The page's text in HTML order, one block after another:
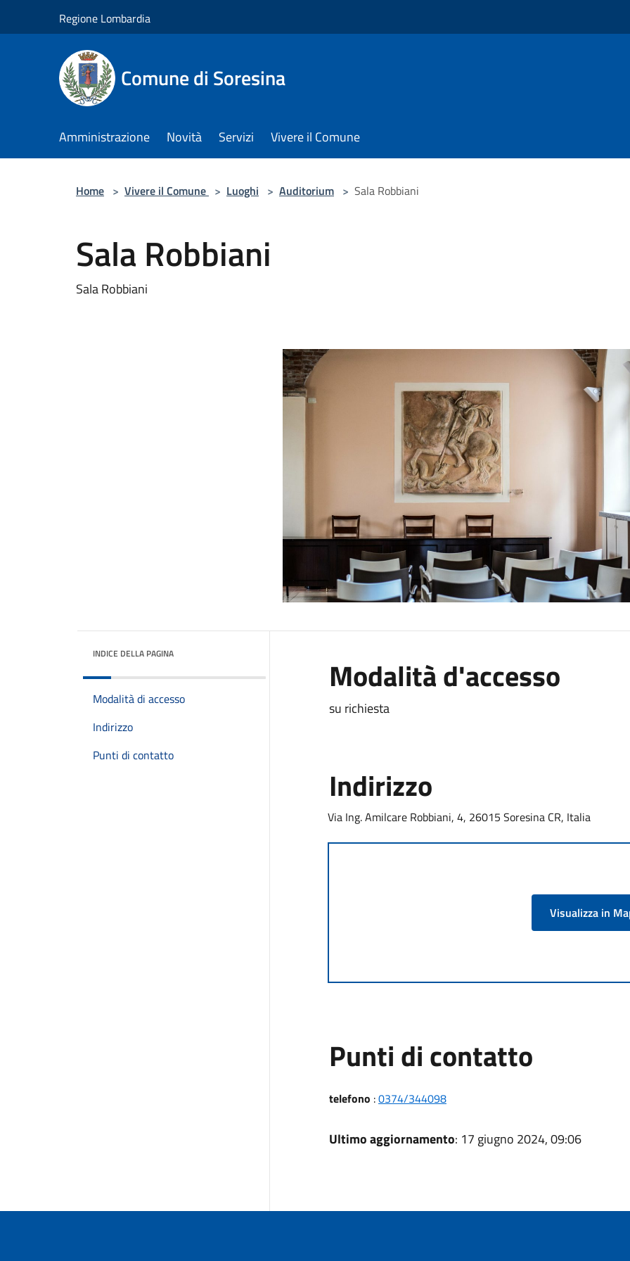
Regione Lombardia
Comune di Soresina
Amministrazione Novità Servizi Vivere il Comune
Home > Vivere il Comune > Luoghi > Auditorium > Sala Robbiani
Sala Robbiani
Sala Robbiani
INDICE DELLA PAGINA
Modalità di accesso
Indirizzo
Punti di contatto
Modalità d'accesso
su richiesta
Indirizzo
Via Ing. Amilcare Robbiani, 4, 26015 Soresina CR, Italia
Visualizza in
Punti di contatto
telefono :0374/344098
Ultimo aggiornamento: 17 giugno 2024, 09:06